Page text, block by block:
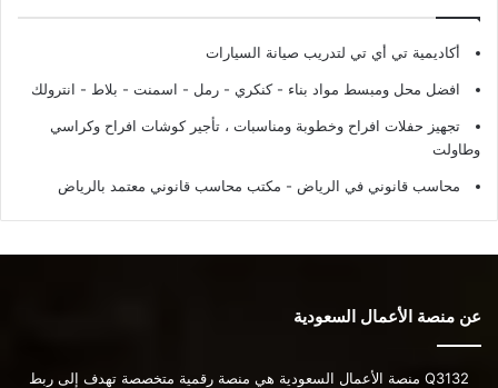
أكاديمية تي أي تي لتدريب صيانة السيارات
افضل محل ومبسط مواد بناء - كنكري - رمل - اسمنت - بلاط - انترولك
تجهيز حفلات افراح وخطوبة ومناسبات ، تأجير كوشات افراح وكراسي
وطاولت
محاسب قانوني في الرياض - مكتب محاسب قانوني معتمد بالرياض
عن منصة الأعمال السعودية
Q3132 منصة الأعمال السعودية هي منصة رقمية متخصصة تهدف إلى ربط